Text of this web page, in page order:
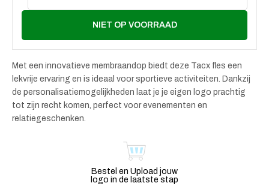
NIET OP VOORRAAD
Met een innovatieve membraandop biedt deze Tacx fles een
lekvrije ervaring en is ideaal voor sportieve activiteiten. Dankzij
de personalisatiemogelijkheden laat je je eigen logo prachtig
tot zijn recht komen, perfect voor evenementen en
relatiegeschenken.
Bestel en Upload jouw
logo in de laatste stap